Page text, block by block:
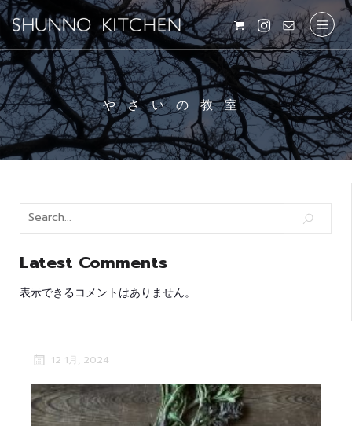
やさいの教室
Latest Comments
表示できるコメントはありません。
12 1月, 2024